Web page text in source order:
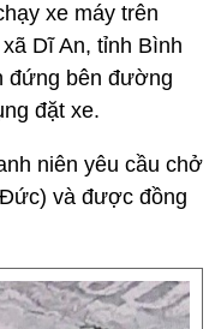
xe máy trên
Dĩ An, tỉnh Bình
đứng bên đường
đặt xe.
niên yêu cầu chở
và được đồng